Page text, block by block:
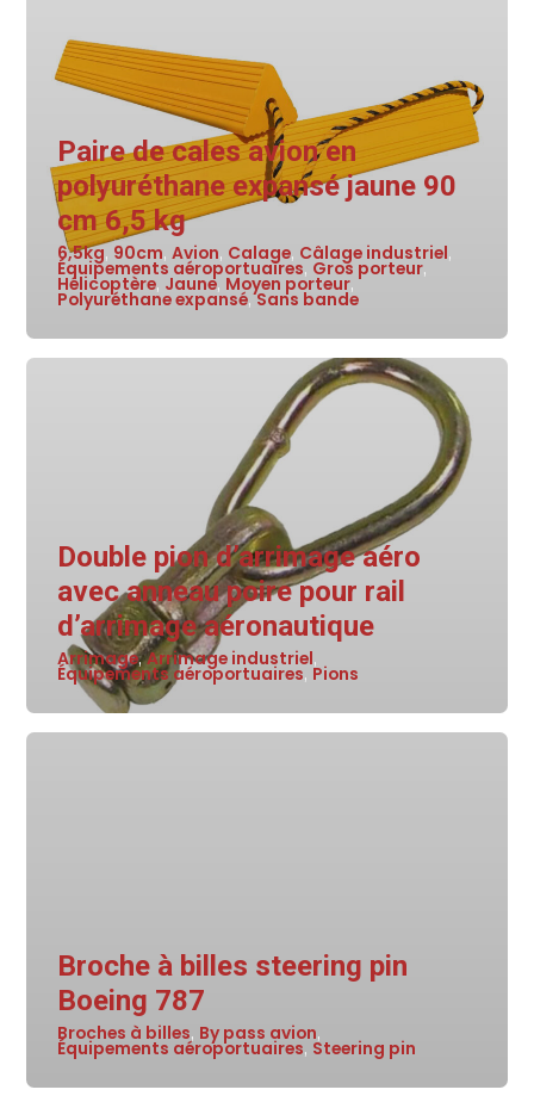
Paire de cales avion en
polyuréthane expansé jaune 90
cm 6,5 kg
6,5kg, 90cm, Avion, Calage, Câlage industriel,
Équipements aéroportuaires, Gros porteur,
Hélicoptère, Jaune, Moyen porteur,
Polyuréthane expansé,Sans bande
Double pion d’arrimage aéro
avec anneau poire pour rail
d’arrimage aéronautique
Arrimage,Arrimage industriel,
Équipements aéroportuaires, Pions
Broche à billes steering pin
Boeing 787
Broches à billes, By pass avion,
Équipements aéroportuaires, Steering pin